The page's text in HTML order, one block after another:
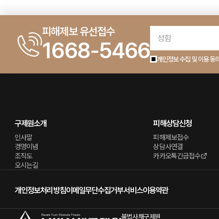
피해제보 유선접수
1668-5466 개인정보 수집 및 이용 동
구제원소개
인사말
경영이념
조직도
오시는길
피해상담신청
피해제보접수
상담사연결
카카오톡긴급접수
개인정보처리방침이메일무단수집거부서비스이용약관
불법사채구제원